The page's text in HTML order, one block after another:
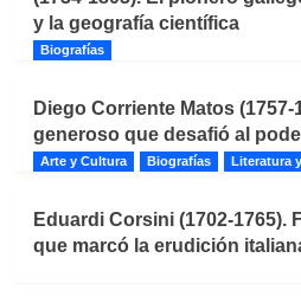
y la geografía científica
Biografías
Diego Corriente Matos
generoso que desafió al
Arte y Cultura Biografías Literatura
Eduardi Corsini (1702-1765).
que marcó la erudición